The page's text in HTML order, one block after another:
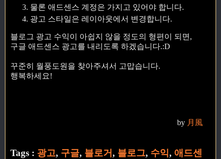
물론 애드센스 계정은 가지고 있어야 합니다.
광고 스타일은 레이아웃에서 변경합니다.
블로그 광고 수익이 아쉽지 않을 정도의 형편이 되면,
구글 애드센스 광고를 내리도록 하겠습니다.:D
꾸준히 월풍도원을 찾아주셔서 고맙습니다.
행복하세요!
by 月風
Tags : 광고, 구글, 블로거, 블로그, 수익, 애드센